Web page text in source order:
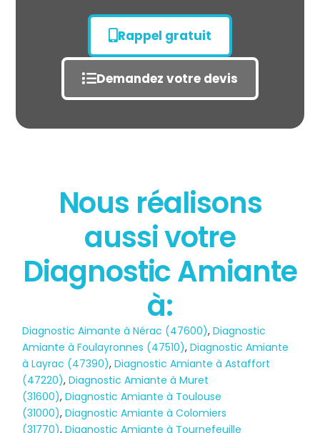
État des risques
POLLUTION
Rappel gratuit
Demandez votre devis
Nous réalisons
aussi votre
Diagnostic Amiante
à:
Diagnostic Aimante à Nérac (47600),Diagnostic
Amiante à Foulayronnes (47510),Diagnostic Amiante
à Layrac (47390),Diagnostic Amiante à Astaffort
(47220),Diagnostic Amiante à Muret
(31600),Diagnostic Amiante à Toulouse
(31000),Diagnostic Amiante à Colomiers
(31770),Diagnostic Amiante à Tournefeuille